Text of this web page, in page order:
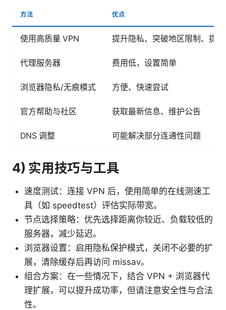
方法 优点
使用高质量 VPN 提升隐私、突破地区限制、提
代理服务器 费用低，设置简单
浏览器隐私/无痕模式 方便、快速尝试
官方帮助与社区 获取最新信息、维护公告
DNS 调整 可能解决部分连通性问题
4) 实用技巧与工具
速度测试：连接 VPN 后，使用简单的在线测速工
具（如 speedtest）评估实际带宽。
节点选择策略：优先选择距离你较近、负载较低的
服务器，减少延迟。
浏览器设置：启用隐私保护模式，关闭不必要的扩
展，清除缓存后再访问 missav。
组合方案：在一些情况下，结合 VPN + 浏览器代
理扩展，可以提升成功率，但请注意安全性与合法
性。